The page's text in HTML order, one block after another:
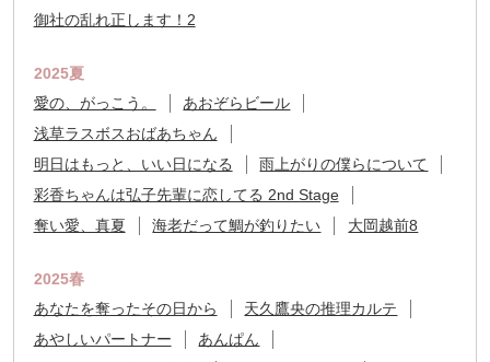
御社の乱れ正します！2
2025夏
愛の、がっこう。
あおぞらビール
浅草ラスボスおばあちゃん
明日はもっと、いい日になる
雨上がりの僕らについて
彩香ちゃんは弘子先輩に恋してる 2nd Stage
奪い愛、真夏
海老だって鯛が釣りたい 大岡越前8
2025春
あなたを奪ったその日から
天久鷹央の推理カルテ
あやしいパートナー
あんぱん